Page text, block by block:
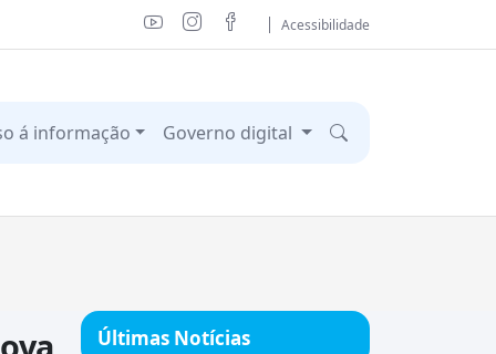
Acessibilidade
á informação Governo digital
Últimas Notícias